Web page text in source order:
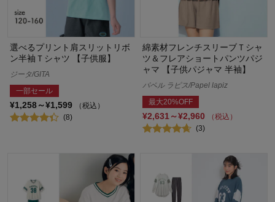
選べるプリント肩スリットリボ
ン半袖Ｔシャツ 【子供服】
ジータ/GITA
一部セール
¥1,258～¥1,599
（税込）
(8)
綿素材フレンチスリーブＴシャ
ツ＆フレアショートパンツパジ
ャマ 【子供パジャマ 半袖】
パペル ラピス/Papel lapiz
最大20%OFF
¥2,631～¥2,960
（税込）
(3)